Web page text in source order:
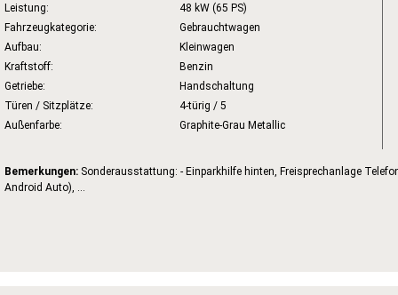
Leistung:
48 kW (65 PS)
Fahrzeugkategorie:
Gebrauchtwagen
Aufbau:
Kleinwagen
Kraftstoff:
Benzin
Getriebe:
Handschaltung
Türen / Sitzplätze:
4-türig / 5
Außenfarbe:
Graphite-Grau Metallic
Bemerkungen: Sonderausstattung: - Einparkhilfe hinten, Freisprechanlage
Android Auto), ...